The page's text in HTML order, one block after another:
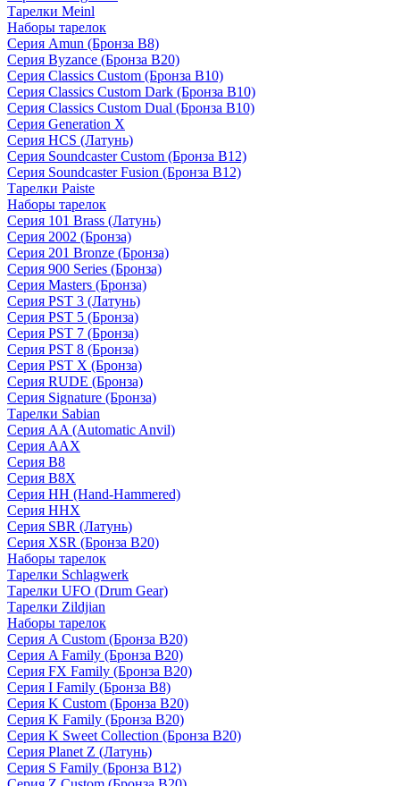
Тарелки Meinl
Наборы тарелок
Серия Amun (Бронза B8)
Серия Byzance (Бронза B20)
Серия Classics Custom (Бронза B10)
Серия Classics Custom Dark (Бронза B10)
Серия Classics Custom Dual (Бронза B10)
Серия Generation X
Серия HCS (Латунь)
Серия Soundcaster Custom (Бронза B12)
Серия Soundcaster Fusion (Бронза B12)
Тарелки Paiste
Наборы тарелок
Серия 101 Brass (Латунь)
Серия 2002 (Бронза)
Серия 201 Bronze (Бронза)
Серия 900 Series (Бронза)
Серия Masters (Бронза)
Серия PST 3 (Латунь)
Серия PST 5 (Бронза)
Серия PST 7 (Бронза)
Серия PST 8 (Бронза)
Серия PST X (Бронза)
Серия RUDE (Бронза)
Серия Signature (Бронза)
Тарелки Sabian
Серия AA (Automatic Anvil)
Серия AAX
Серия B8
Серия B8X
Серия HH (Hand-Hammered)
Серия HHX
Серия SBR (Латунь)
Серия XSR (Бронза B20)
Наборы тарелок
Тарелки Schlagwerk
Тарелки UFO (Drum Gear)
Тарелки Zildjian
Наборы тарелок
Серия A Custom (Бронза B20)
Серия A Family (Бронза B20)
Серия FX Family (Бронза B20)
Серия I Family (Бронза B8)
Серия K Custom (Бронза B20)
Серия K Family (Бронза B20)
Серия K Sweet Collection (Бронза B20)
Серия Planet Z (Латунь)
Серия S Family (Бронза B12)